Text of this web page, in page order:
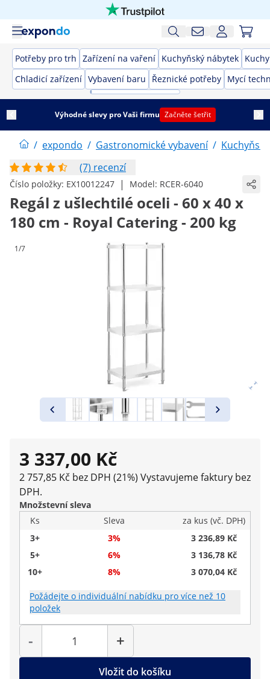
Potřeby pro trh Zařízení na vaření Kuchyňský nábytek
Chladicí zařízení Vybavení baru Řeznické potřeby Mycí
Výhodné slevy pro Vaši firmu Začněte šetřit
/ expondo / Gastronomické vybavení /
(7) recenzí
Číslo položky: EX10012247 | Model: RCER-6040
Regál z ušlechtilé oceli - 60 x 40 x
180 cm - Royal Catering - 200 kg
1/7
3 337,00 Kč
2 757,85 Kč bez DPH (21%) Vystavujeme faktury bez
DPH.
Množstevní sleva
Ks
Sleva
za kus (vč. DPH)
3+
3%
3 236,89 Kč
5+
6%
3 136,78 Kč
10+
8% 3 070,04 Kč
Požádejte o individuální nabídku pro více než 10
položek
-
Počet
+
Vložit do košíku